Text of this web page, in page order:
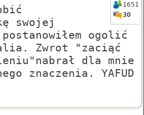
1651
30
swojej
ogolić
Zwrot "zaciąć
dla mnie
znaczenia. YAFUD